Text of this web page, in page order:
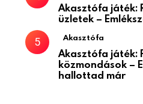
Akasztófa játék:
üzletek –
Akasztófa
Akasztófa játék:
közmondások –
hallottad már